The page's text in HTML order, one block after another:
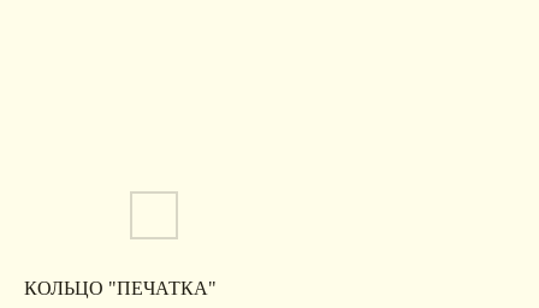
КОЛЬЦО "ПЕЧАТКА"